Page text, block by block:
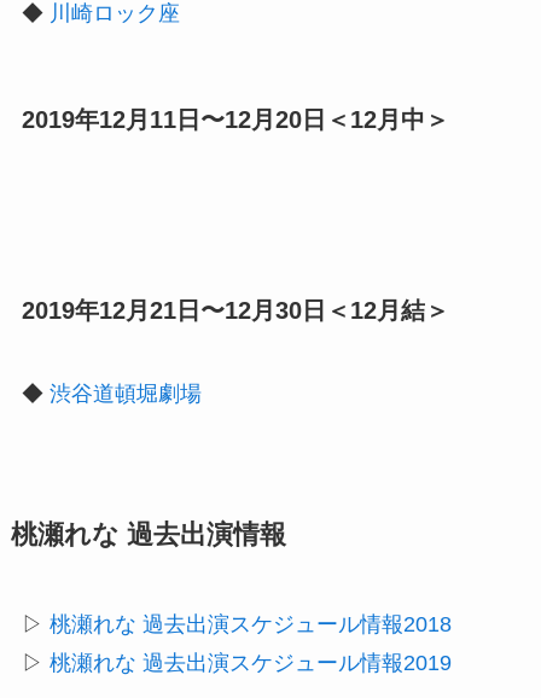
◆ 川崎ロック座
2019年12月11日〜12月20日＜12月中＞
2019年12月21日〜12月30日＜12月結＞
◆ 渋谷道頓堀劇場
桃瀬れな 過去出演情報
▷ 桃瀬れな 過去出演スケジュール情報2018
▷ 桃瀬れな 過去出演スケジュール情報2019